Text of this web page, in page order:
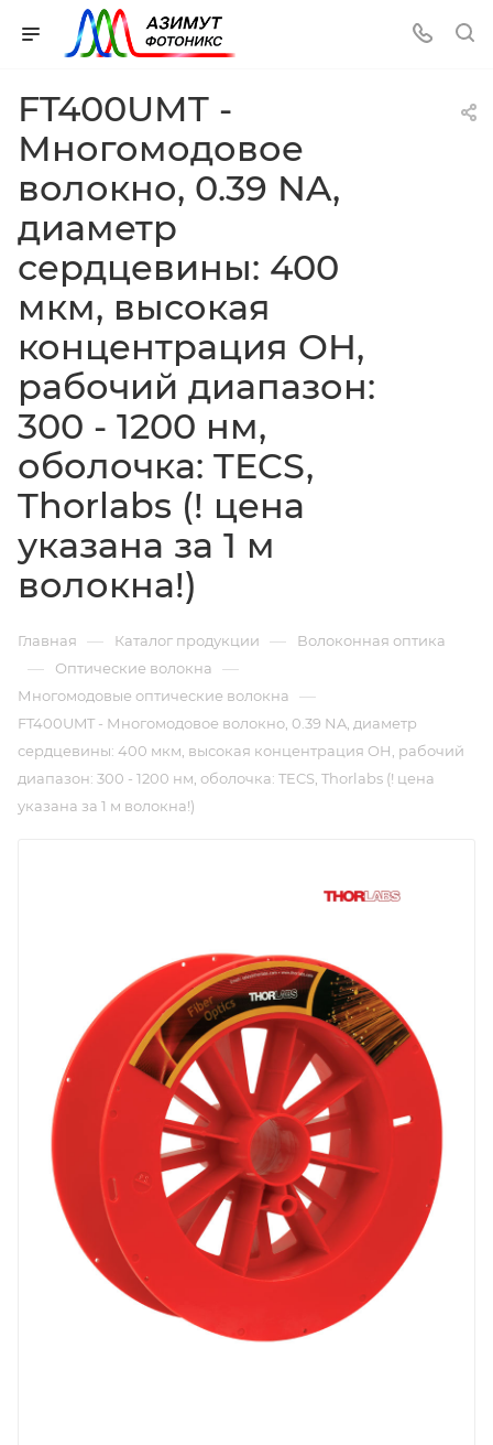
FT400UMT -
Многомодовое
волокно, 0.39 NA,
диаметр
сердцевины: 400
мкм, высокая
концентрация OH,
рабочий диапазон:
300 - 1200 нм,
оболочка: TECS,
Thorlabs (! цена
указана за 1 м
волокна!)
Главная — Каталог продукции — Волоконная оптика
— Оптические волокна —
Многомодовые оптические волокна —
FT400UMT - Многомодовое волокно, 0.39 NA, диаметр
сердцевины: 400 мкм, высокая концентрация OH, рабочий
диапазон: 300 - 1200 нм, оболочка: TECS, Thorlabs (! цена
указана за 1 м волокна!)